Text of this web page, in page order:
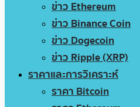
ข่าว Ethereum
ข่าว Binance Coin
ข่าว Dogecoin
ข่าว Ripple (XRP)
ราคาและการวิเคราะห์
ราคา Bitcoin